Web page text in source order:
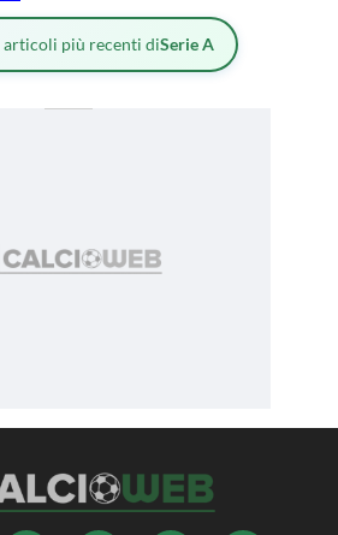
articoli più recenti diSerie A